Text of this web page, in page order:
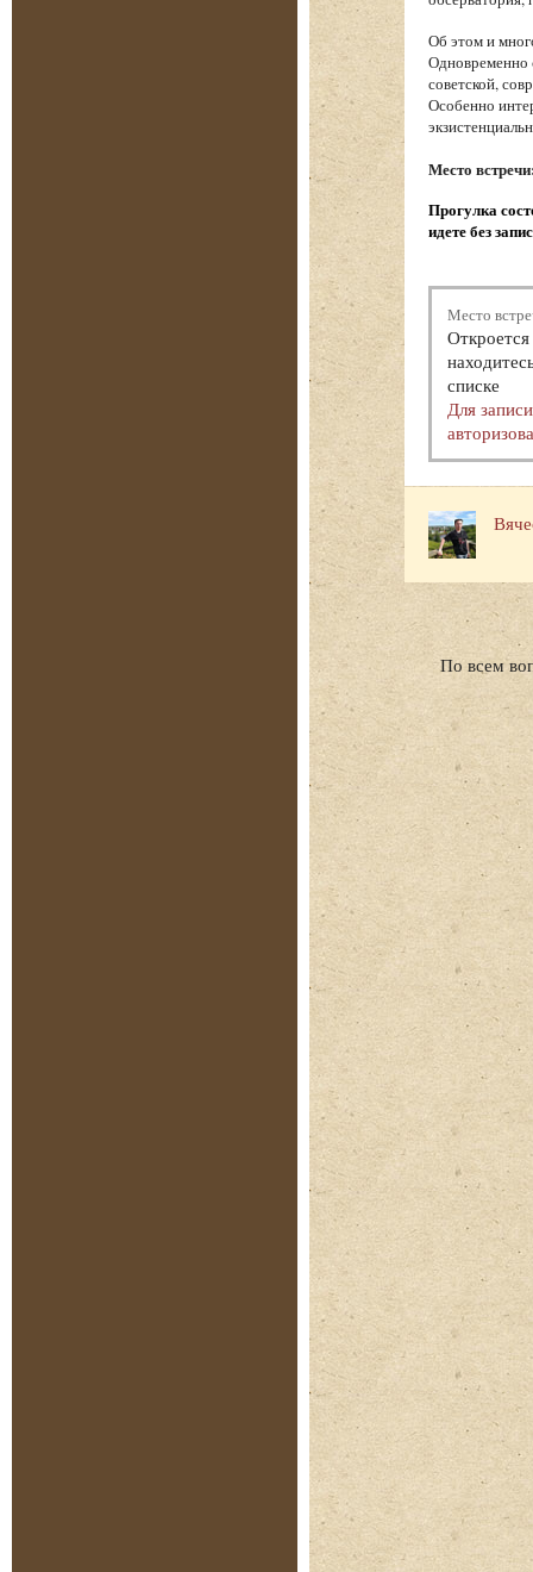
Об этом и
Одновременно
советской,
Особенно
Место
Прогулка
идете без
Место
списке
Для
По всем